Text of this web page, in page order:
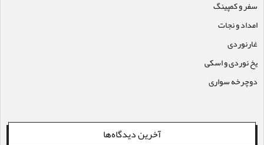
سفر و کمپینگ
امداد و نجات
غارنوردی
یخ نوردی و اسکی
دوچرخه سواری
آخرین دیدگاه‌ها